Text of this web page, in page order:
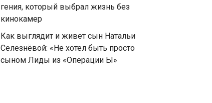
гения, который выбрал жизнь без
кинокамер
Как выглядит и живет сын Натальи
Селезнёвой: «Не хотел быть просто
сыном Лиды из «Операции Ы»